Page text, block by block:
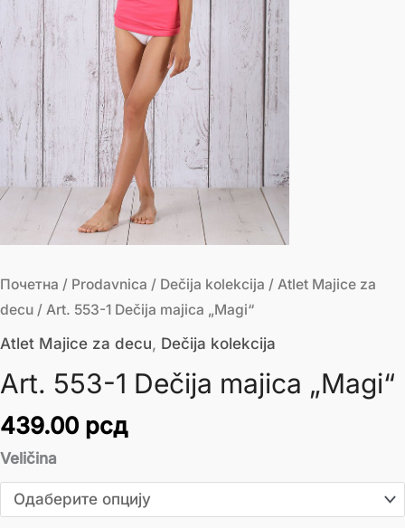
Почетна / Prodavnica / Dečija kolekcija / Atlet Majice za
decu / Art. 553-1 Dečija majica „Magi“
Atlet Majice za decu, Dečija kolekcija
Art. 553-1 Dečija majica „Magi“
439.00 рсд
Veličina